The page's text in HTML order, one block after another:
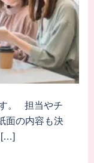
。 担当やチ
面の内容も決
[…]